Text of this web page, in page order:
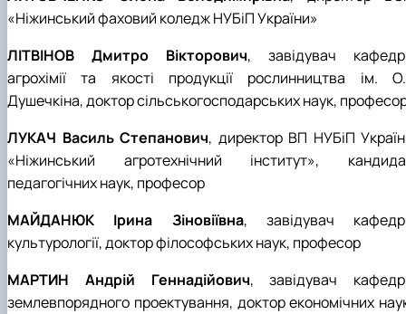
«Ніжинський фаховий коледж НУБіП України»
ЛІТВІНОВ Дмитро Вікторович, завідувач
агрохімії та якості продукції рослинництва ім.
Душечкіна, доктор сільськогосподарських наук,
ЛУКАЧ Василь Степанович, директор ВП НУБіП
«Ніжинський агротехнічний інститут»,
педагогічних наук, професор
МАЙДАНЮК Ірина Зіновіївна, завідувач
культурології, доктор філософських наук, професор
МАРТИН Андрій Геннадійович, завідувач
землевпорядного проектування, доктор економічних